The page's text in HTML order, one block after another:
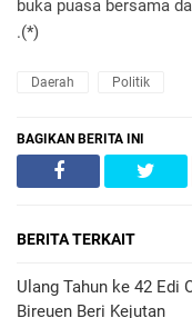
buka puasa bersama
.(*)
Daerah Politik
BAGIKAN BERITA INI
BERITA TERKAIT
Ulang Tahun ke 42 Edi
Bireuen Beri Kejutan